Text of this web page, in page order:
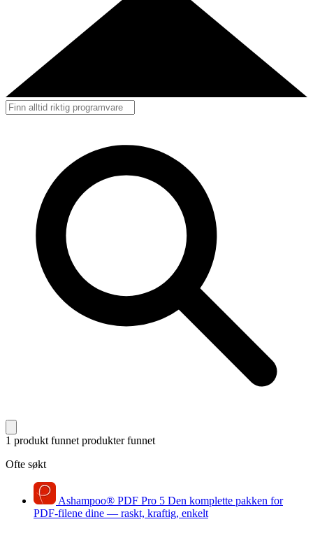
1 produkt funnet produkter funnet
Ofte søkt
Ashampoo® PDF Pro 5 Den komplette pakken for
PDF-filene dine — raskt, kraftig, enkelt